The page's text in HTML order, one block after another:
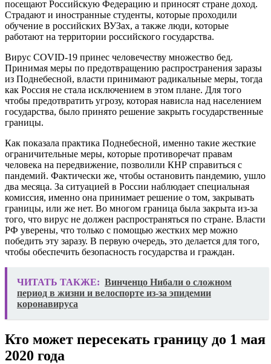
посещают Российскую Федерацию и приносят стране доход.
Страдают и иностранные студенты, которые проходили
обучение в российских ВУЗах, а также люди, которые
работают на территории российского государства.
Вирус COVID-19 принес человечеству множество бед.
Принимая меры по предотвращению распространения заразы
из Поднебесной, власти принимают радикальные меры, тогда
как Россия не стала исключением в этом плане. Для того
чтобы предотвратить угрозу, которая нависла над населением
государства, было принято решение закрыть государственные
границы.
Как показала практика Поднебесной, именно такие жесткие
ограничительные меры, которые противоречат правам
человека на передвижение, позволили КНР справиться с
пандемий. Фактически же, чтобы остановить пандемию, ушло
два месяца. За ситуацией в России наблюдает специальная
комиссия, именно она принимает решение о том, закрывать
границы, или же нет. Во многом граница была закрыта из-за
того, что вирус не должен распространяться по стране. Власти
РФ уверены, что только с помощью жестких мер можно
победить эту заразу. В первую очередь, это делается для того,
чтобы обеспечить безопасность государства и граждан.
ЧИТАТЬ ТАКЖЕ: Винченцо Нибали о сложном
период в жизни и велоспорте из-за эпидемии
коронавируса
Кто может пересекать границу до 1 мая
2020 года